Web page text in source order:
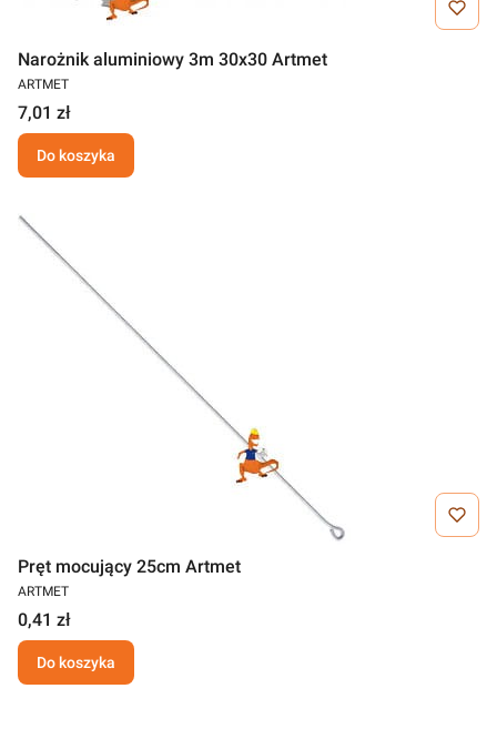
Narożnik aluminiowy 3m 30x30 Artmet
ARTMET
7,01 zł
Do koszyka
Pręt mocujący 25cm Artmet
ARTMET
0,41 zł
Do koszyka